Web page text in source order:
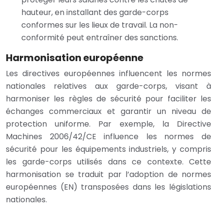
hauteur, en installant des garde-corps
conformes sur les lieux de travail. La non-
conformité peut entraîner des sanctions.
Harmonisation européenne
Les directives européennes influencent les normes
nationales relatives aux garde-corps, visant à
harmoniser les règles de sécurité pour faciliter les
échanges commerciaux et garantir un niveau de
protection uniforme. Par exemple, la Directive
Machines 2006/42/CE influence les normes de
sécurité pour les équipements industriels, y compris
les garde-corps utilisés dans ce contexte. Cette
harmonisation se traduit par l’adoption de normes
européennes (EN) transposées dans les législations
nationales.